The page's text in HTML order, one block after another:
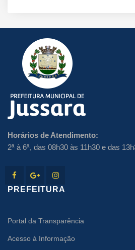
Horários de Atendimento:
2ª à 6ª, das 08h30 às 11h30 e das
PREFEITURA
Portal da Transparência
Acesso à Informação